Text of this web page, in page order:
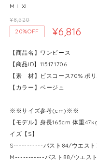
M L XL
¥8,520
20%OFF
¥6,816
【商品名】ワンピース
【商品ID】115171706
【素 材】ビスコース70% ポ
【カラー】ベージュ
※※サイズ参考(cm)※※
【モデル】身長165cm 体重
イズ【S】
S-----------バスト84/ウエス
M-----------バスト88/ウエス